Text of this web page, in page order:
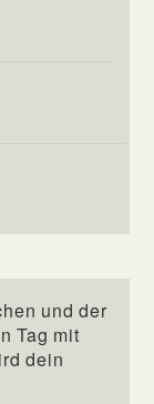
und der
Tag mit
dein